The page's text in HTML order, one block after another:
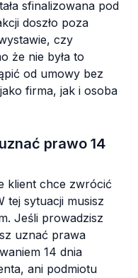
sfinalizowana pod
doszło poza
czy
że nie była to
od umowy bez
firma, jak i osoba
prawo 14
klient chce zwrócić
tej sytuacji musisz
Jeśli prowadzisz
uznać prawa
14 dnia
ani podmiotu